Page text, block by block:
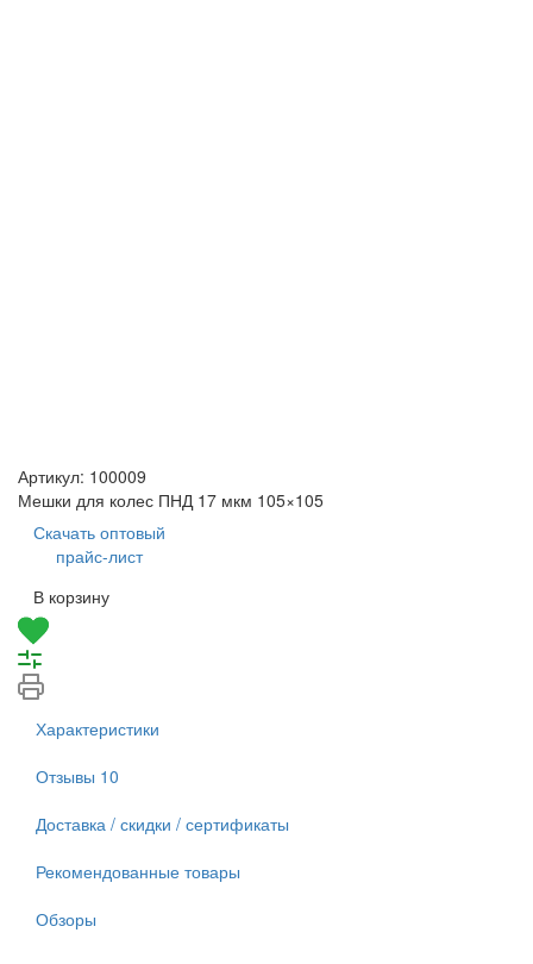
Артикул: 100009
Мешки для колес ПНД 17 мкм 105×105
Скачать оптовый
прайс-лист
В корзину
Характеристики
Отзывы 10
Доставка / скидки / сертификаты
Рекомендованные товары
Обзоры